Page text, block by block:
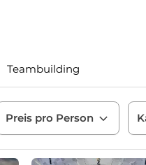
Teambuilding
Preis pro Person